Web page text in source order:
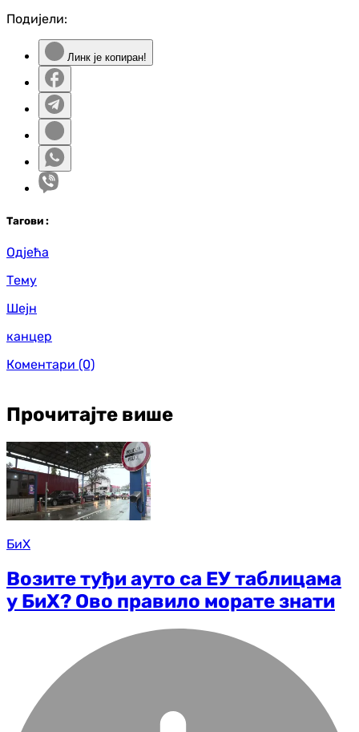
Подијели:
Линк је копиран!
Тагови :
Одјећа
Тему
Шејн
канцер
Коментари (0)
Прочитајте више
БиХ
Возите туђи ауто са ЕУ таблицама
у БиХ? Ово правило морате знати